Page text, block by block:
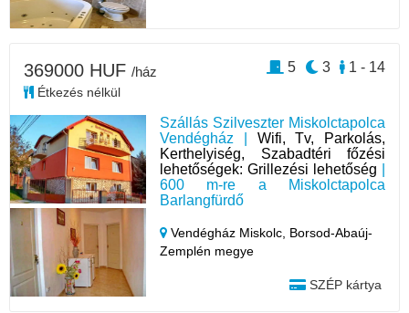
Szállás Szilveszter Miskolctapolca
Vendégház | Wifi, Tv, Parkolás,
Kerthelyiség, Szabadtéri főzési
lehetőségek: Grillezési lehetőség
600 m-re a Miskolctapolca
Barlangfürdő
Vendégház Miskolc, Borsod-Abaúj-
Zemplén megye
SZÉP kártya
369000 HUF /ház
Étkezés nélkül
1 - 14
3
5